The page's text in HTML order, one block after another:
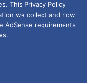
This Privacy Policy
we collect and how
AdSense requirements